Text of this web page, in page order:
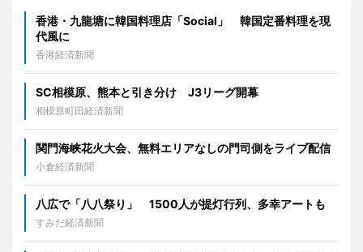
香港・九龍塘に韓国料理店「Social」 韓国定番料理を現
代風に
香港経済新聞
SC相模原、熊本と引き分け J3リーグ開幕
相模原町田経済新聞
関門海峡花火大会、無料エリアなしの門司側をライブ配信
小倉経済新聞
八広で「八八祭り」 1500人が提灯行列、多幸アートも
すみだ経済新聞